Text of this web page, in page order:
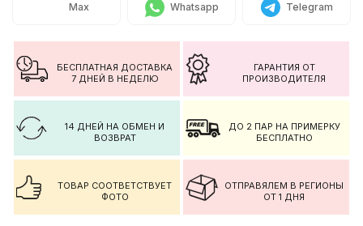
Max Whatsapp Telegram
БЕСПЛАТНАЯ ДОСТАВКА
7 ДНЕЙ В НЕДЕЛЮ
ГАРАНТИЯ ОТ
ПРОИЗВОДИТЕЛЯ
14 ДНЕЙ НА ОБМЕН И
ВОЗВРАТ
ДО 2 ПАР НА ПРИМЕРКУ
БЕСПЛАТНО
ТОВАР СООТВЕТСТВУЕТ
ФОТО
ОТПРАВЯЛЕМ В РЕГИОНЫ
ОТ 1 ДНЯ